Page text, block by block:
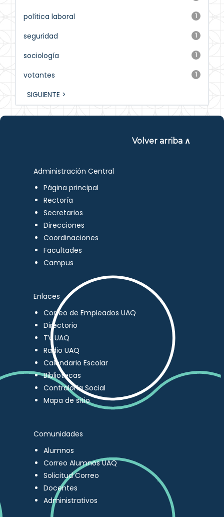
1
política laboral
1
seguridad
1
sociología
1
votantes
SIGUIENTE >
Volver arriba ∧
Administración Central
Página principal
Rectoría
Secretarios
Direcciones
Coordinaciones
Facultades
Campus
Enlaces
Correo de Empleados UAQ
Directorio
TV UAQ
Radio UAQ
Calendario Escolar
Bibliotecas
Contraloría Social
Mapa de sitio
Comunidades
Alumnos
Correo Alumnos UAQ
Solicitud Correo
Docentes
Administrativos